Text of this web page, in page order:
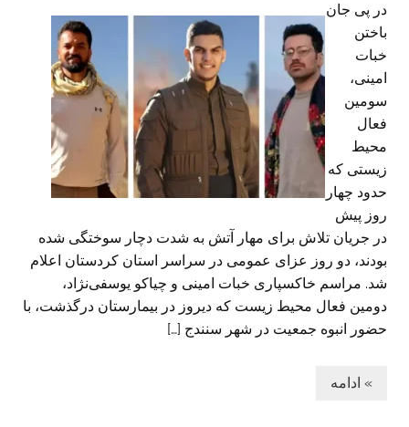
در پی جان
باختن
خبات
امینی،‌
سومین
فعال
محیط
زیستی که
حدود چهار
روز پیش
در جریان تلاش برای مهار آتش به شدت دچار سوختگی شده
بودند،‌ دو روز عزای عمومی در سراسر استان کردستان اعلام
شد. مراسم خاکسپاری خبات امینی و چیاکو یوسفی‌نژاد،‌
دومین فعال محیط زیست که دیروز در بیمارستان درگذشت، با
حضور انبوه جمعیت در شهر سنندج […]
» ادامه